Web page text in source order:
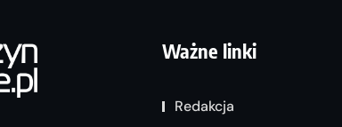
Ważne linki
Redakcja